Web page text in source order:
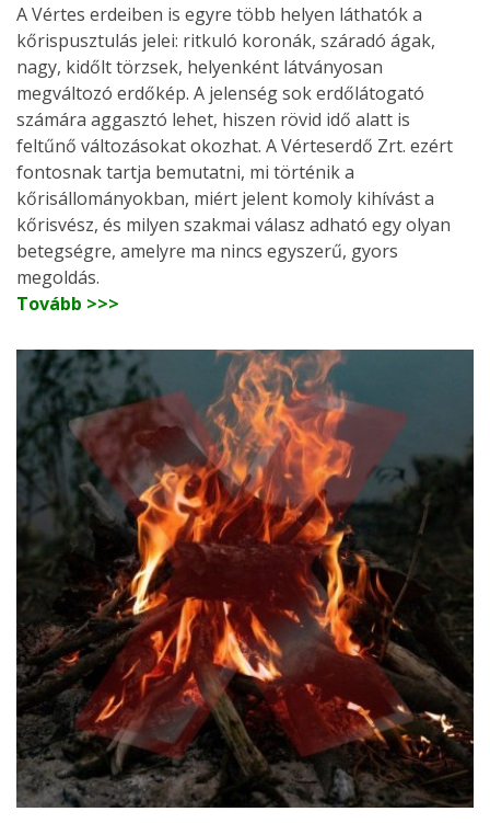
A Vértes erdeiben is egyre több helyen láthatók a
kőrispusztulás jelei: ritkuló koronák, száradó ágak,
nagy, kidőlt törzsek, helyenként látványosan
megváltozó erdőkép. A jelenség sok erdőlátogató
számára aggasztó lehet, hiszen rövid idő alatt is
feltűnő változásokat okozhat. A Vérteserdő Zrt. ezért
fontosnak tartja bemutatni, mi történik a
kőrisállományokban, miért jelent komoly kihívást a
kőrisvész, és milyen szakmai válasz adható egy olyan
betegségre, amelyre ma nincs egyszerű, gyors
megoldás.
Tovább >>>